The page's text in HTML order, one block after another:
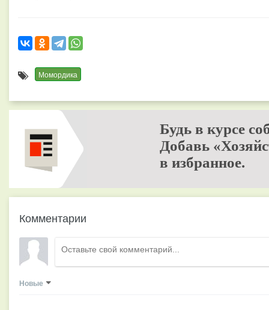
Момордика
Будь в курсе
Добавь
в избранное.
Комментарии
Новые